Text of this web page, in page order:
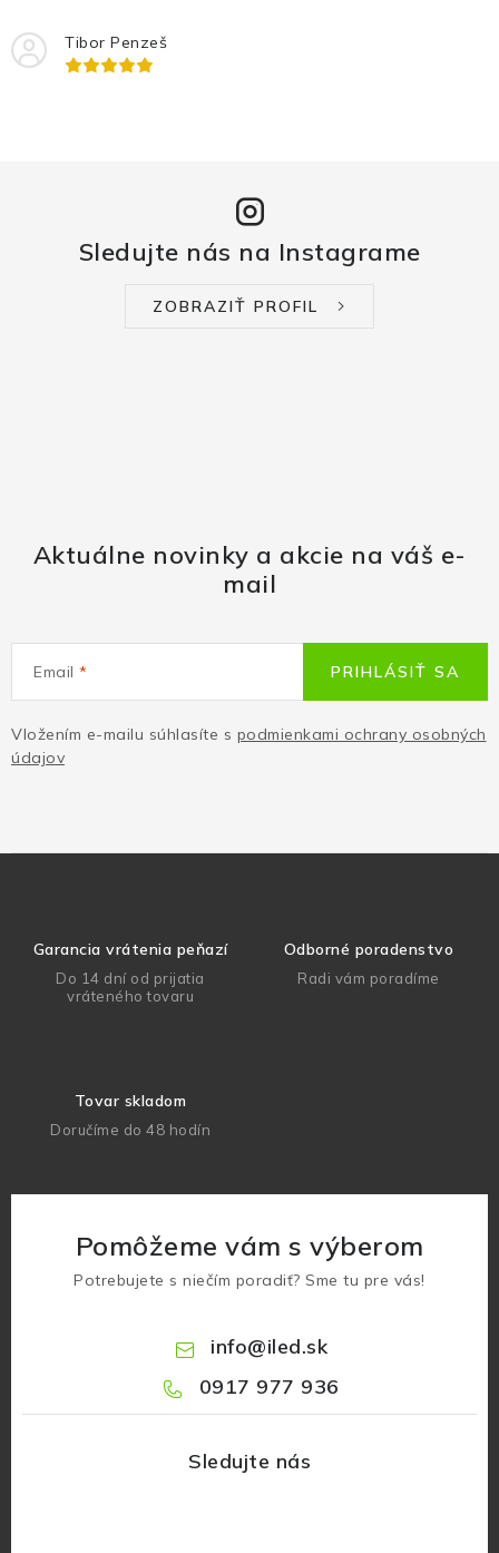
Tibor Penzeš
Sledujte nás na Instagrame
ZOBRAZIŤ PROFIL
Aktuálne novinky a akcie na váš e-
mail
Email
Vložením e-mailu súhlasíte s podmienkami ochrany osobných
údajov
PRIHLÁSIŤ SA
Garancia vrátenia peňazí
Do 14 dní od prijatia
vráteného tovaru
Odborné poradenstvo
Radi vám poradíme
Tovar skladom
Doručíme do 48 hodín
Pomôžeme vám s výberom
Potrebujete s niečím poradiť? Sme tu pre vás!
info@iled.sk
0917 977 936